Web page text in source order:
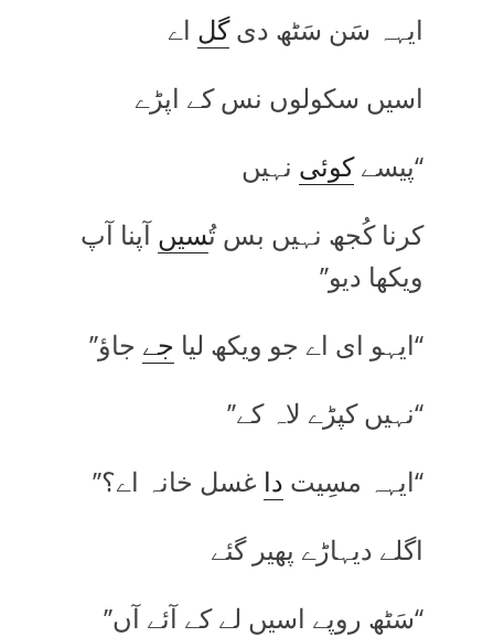
ایہہ سَن سَٹھ دیگل اے
اسیں سکولوں نس کے اپڑے
‘‘پیسےکوئی نہیں
کرنا کُجھ نہیں بس تُسیںآپنا آپ
ویکھا دیو’’
‘‘ایہو ای اے جو ویکھ لیا جے جاؤ’’
‘‘نہیں کپڑے لاہ کے’’
‘‘ایہہ مسِیت دا غسل خانہ اے؟’’
اگلے دیہاڑے پھیر گئے
‘‘سَٹھ روپے اسیں لے کے آئے آں’’